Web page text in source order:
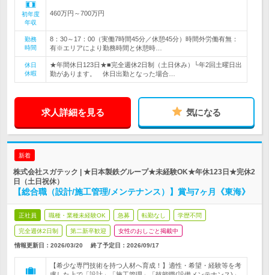
初年度
年収
460万円～700万円
勤務
時間
8：30～17：00（実働7時間45分／休憩45分）時間外労働有無：
有※エリアにより勤務時間と休憩時…
休日
休暇
★年間休日123日★■完全週休2日制（土日休み）└年2回土曜日出
勤があります。 休日出勤となった場合…
求人詳細を見る 気になる
新着
株式会社スガテック | ★日本製鉄グループ★未経験OK★年休123日★完休2
日（土日祝休）
【総合職（設計/施工管理/メンテナンス）】賞与7ヶ月《東海》
正社員 職種・業種未経験OK 急募 転勤なし 学歴不問
完全週休2日制 第二新卒歓迎 女性のおしごと掲載中
情報更新日：2026/03/20 終了予定日： 2026/09/17
【希少な専門技術を持つ人材へ育成！】適性・希望・経験等を考